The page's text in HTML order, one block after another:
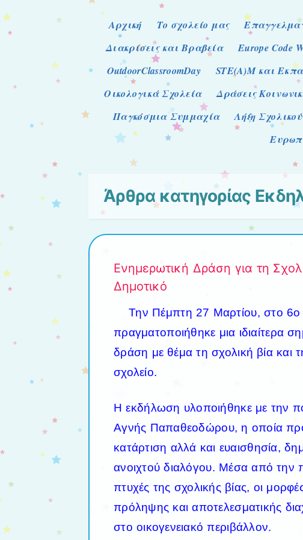
Μενού
Μετάβαση στο περιεχόμενο
Αρχική Το σχολείο μας
Διακρίσεις και Βραβεία
Europe Code
OutdoorClassroomDay
STE(A)M και
Οικολογικά Σχολεία
Δράσεις
Παγκόσμια Συμμαχία
Λήξη
Άρθρα κατηγορίας
Ενημερωτική Δράση για τη
Δημοτικό
Την Πέμπτη 27 Μαρτίου, στο
πραγματοποιήθηκε μια ιδιαίτερα
δράση με θέμα τη σχολική βία και
σχολείο.
Η εκδήλωση υλοποιήθηκε με την
Αγνής Παπαθεοδώρου, η οποία
κατάρτιση αλλά και ευαισθησία,
ανοιχτού διαλόγου. Μέσα από την
πτυχές της σχολικής βίας, οι
πρόληψης και αποτελεσματικής
στο οικογενειακό περιβάλλον.